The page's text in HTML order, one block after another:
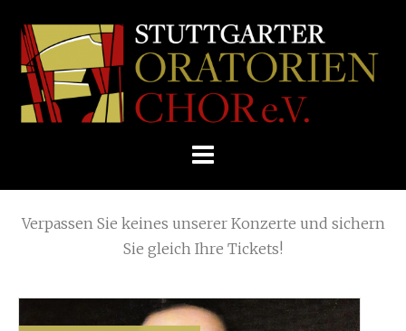
Skip
E.V.
Home Sommerkonzerte Plakat2012
Verpassen Sie keines unserer Konzerte und sichern
Sie gleich Ihre Tickets!